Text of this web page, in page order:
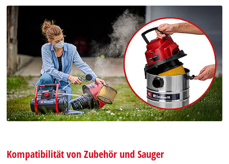
Kompatibilität von Zubehör und Sauger